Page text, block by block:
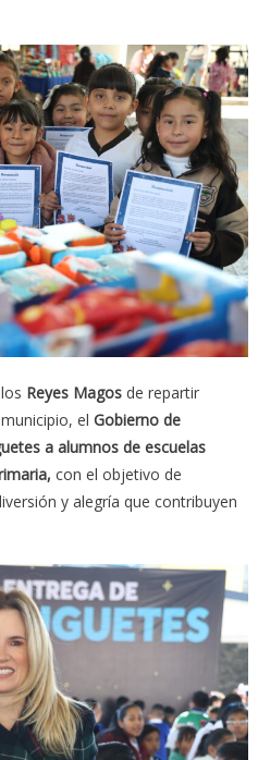
Reyes Magosde repartir
el Gobierno de
a alumnos de escuelas
con el objetivo de
y alegría que contribuyen